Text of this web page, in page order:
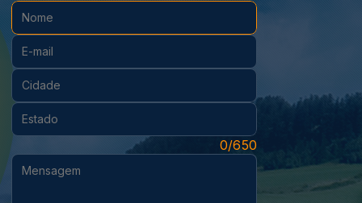
Nome:
E-mail:
Cidade:
Estado:
Mensagem: 0/650